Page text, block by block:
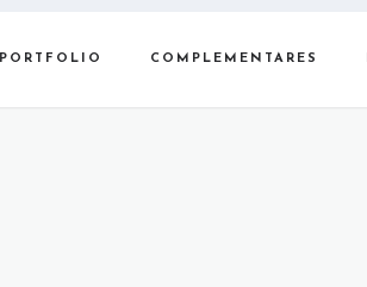
PORTFOLIO COMPLEMENTARES